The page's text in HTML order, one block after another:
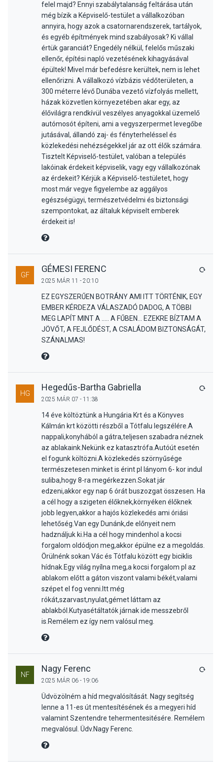
felel majd? Ennyi szabálytalanság feltárása után
még bízik a Képviselő-testület a vállalkozóban
annyira, hogy azok a csatornarendszerek, tartályok,
és egyéb építmények mind szabályosak? Ki vállal
értük garanciát? Engedély nélkül, felelős műszaki
ellenőr, építési napló vezetésének kihagyásával
épültek! Mivel már befedésre kerültek, nem is lehet
ellenőrizni. A vállalkozó vízbázis védőterületen, a
300 méterre lévő Dunába vezető vízfolyás mellett,
házak közvetlen környezetében akar egy, az
élővilágra rendkívül veszélyes anyagokkal üzemelő
autómosót építeni, ami a vegyszerpermet levegőbe
jutásával, állandó zaj- és fényterheléssel és
közlekedési nehézségekkel jár az ott élők számára.
Tisztelt Képviselő-testület, valóban a település
lakóinak érdekeit képviselik, vagy egy vállalkozónak
az érdekeit? Kérjük a Képviselő-testületet, hogy
most már vegye figyelembe az aggályos
egészségügyi, természetvédelmi és biztonsági
szempontokat, az általuk képviselt emberek
érdekeit is!
MIRE MONDTA
GF
GÉMESI FERENC
2025 MÁR 11 - 20:10
EZ EGYSZERŰEN BOTRÁNY AMI ITT TÖRTÉNIK, EGY
EMBER KÉRDEZA VÁLASZADÓ DADOG, A TÖBBI
MEG LAPÍT MINT A ..... A FŰBEN... EZEKRE BÍZTAM A
JÖVŐT, A FEJLŐDÉST, A CSALÁDOM BIZTONSÁGÁT,
SZÁNALMAS!
MIRE MONDTA
HG
Hegedűs-Bartha Gabriella
2025 MÁR 07 - 11:38
14 éve költöztünk a Hungária Krt és a Könyves
Kálmán krt közötti részből a Tótfalu legszélére.A
nappali,konyhából a gátra,teljesen szabadra néznek
az ablakaink.Nekünk ez katasztrófa.Autóút esetén
el fogunk költözni.A közlekedés szörnyűsége
természetesen minket is érint pl lányom 6- kor indul
suliba,hogy 8-ra megérkezzen.Sokat jár
edzeni,akkor egy nap 6 órát buszozgat összesen. Ha
a cél hogy a szigeten élőknek,környéken élőknek
jobb legyen,akkor a hajós közlekedés ami óriási
lehetőség.Van egy Dunánk,de előnyeit nem
hadználjuk ki.Ha a cél hogy mindenhol a kocsi
forgalom oldódjon meg,akkor épülne ez a megoldás.
Örülnénk sokan Vác és Tótfalu között egy biciklis
hídnak.Egy világ nyílna meg,a kocsi forgalom pl az
ablakom előtt a gáton viszont valami békét,valami
szépet el fog venni.Itt még
rókát,szarvast,nyulat,gémet láttam az
ablakból.Kutyasétáltatók járnak ide messzebről
is.Remélem ez így nem valósul meg.
MIRE MONDTA
NF
Nagy Ferenc
2025 MÁR 06 - 19:06
Üdvözölném a híd megvalósítását. Nagy segítség
lenne a 11-es út mentesítésének és a megyeri híd
valamint Szentendre tehermentesitésére. Remélem
megvalósul. Üdv.Nagy Ferenc.
MIRE MONDTA